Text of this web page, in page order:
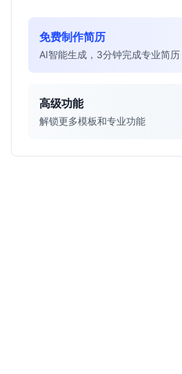
免费制作简历
AI智能生成，3分钟完成专业简历
高级功能
解锁更多模板和专业功能